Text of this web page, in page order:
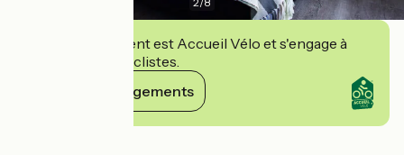
Cet établissement est Accueil Vélo et s'engage à
accueillir des cyclistes.
Voir ses engagements